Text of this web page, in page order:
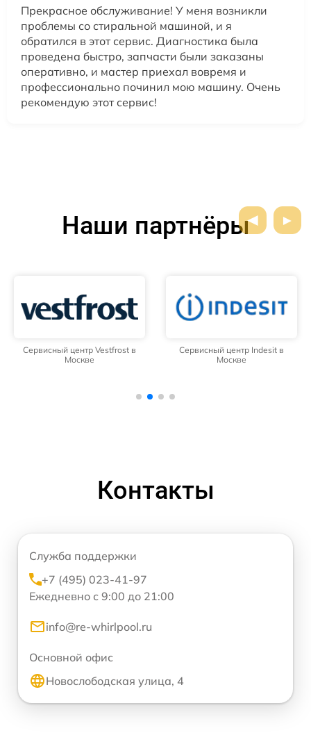
Прекрасное обслуживание! У меня возникли
проблемы со стиральной машиной, и я
обратился в этот сервис. Диагностика была
проведена быстро, запчасти были заказаны
оперативно, и мастер приехал вовремя и
профессионально починил мою машину. Очень
рекомендую этот сервис!
Наши партнёры
Сервисный центр Vestfrost в
Москве
Сервисный центр Indesit в
Москве
Контакты
Служба поддержки
+7 (495) 023-41-97
Ежедневно с 9:00 до 21:00
info@re-whirlpool.ru
Основной офис
Новослободская улица, 4